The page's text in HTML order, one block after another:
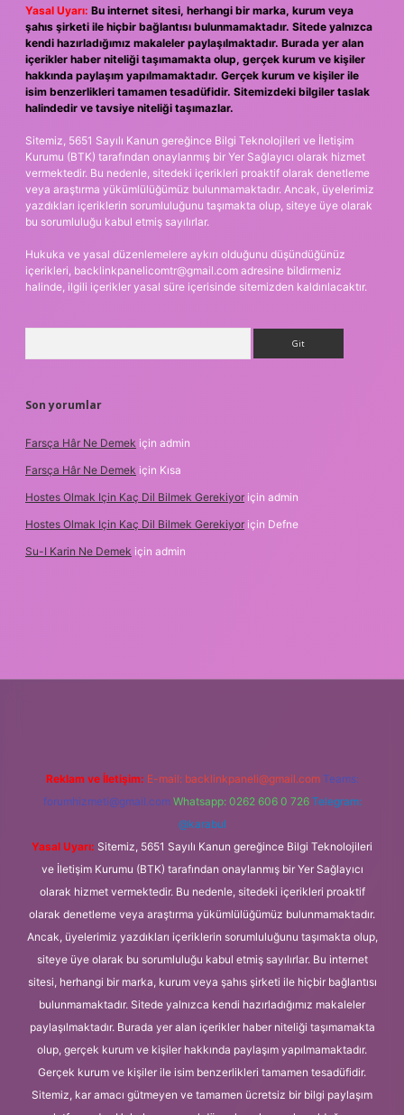
Yasal Uyarı: Bu internet sitesi, herhangi bir marka, kurum veya
şahıs şirketi ile hiçbir bağlantısı bulunmamaktadır. Sitede yalnızca
kendi hazırladığımız makaleler paylaşılmaktadır. Burada yer alan
içerikler haber niteliği taşımamakta olup, gerçek kurum ve kişiler
hakkında paylaşım yapılmamaktadır. Gerçek kurum ve kişiler ile
isim benzerlikleri tamamen tesadüfidir. Sitemizdeki bilgiler taslak
halindedir ve tavsiye niteliği taşımazlar.
Sitemiz, 5651 Sayılı Kanun gereğince Bilgi Teknolojileri ve İletişim
Kurumu (BTK) tarafından onaylanmış bir Yer Sağlayıcı olarak hizmet
vermektedir. Bu nedenle, sitedeki içerikleri proaktif olarak denetleme
veya araştırma yükümlülüğümüz bulunmamaktadır. Ancak, üyelerimiz
yazdıkları içeriklerin sorumluluğunu taşımakta olup, siteye üye olarak
bu sorumluluğu kabul etmiş sayılırlar.
Hukuka ve yasal düzenlemelere aykırı olduğunu düşündüğünüz
içerikleri, backlinkpanelicomtr@gmail.com adresine bildirmeniz
halinde, ilgili içerikler yasal süre içerisinde sitemizden kaldırılacaktır.
Son yorumlar
Farsça Hâr Ne Demek için admin
Farsça Hâr Ne Demek için Kısa
Hostes Olmak Için Kaç Dil Bilmek Gerekiyor için admin
Hostes Olmak Için Kaç Dil Bilmek Gerekiyor için Defne
Su-I Karin Ne Demek için admin
Reklam ve İletişim: E-mail: backlinkpaneli@gmail.com Teams:
forumhizmeti@gmail.com Whatsapp: 0262 606 0 726 Telegram:
@karabul
Yasal Uyarı: Sitemiz, 5651 Sayılı Kanun gereğince Bilgi Teknolojileri
ve İletişim Kurumu (BTK) tarafından onaylanmış bir Yer Sağlayıcı
olarak hizmet vermektedir. Bu nedenle, sitedeki içerikleri proaktif
olarak denetleme veya araştırma yükümlülüğümüz bulunmamaktadır.
Ancak, üyelerimiz yazdıkları içeriklerin sorumluluğunu taşımakta olup,
siteye üye olarak bu sorumluluğu kabul etmiş sayılırlar. Bu internet
sitesi, herhangi bir marka, kurum veya şahıs şirketi ile hiçbir bağlantısı
bulunmamaktadır. Sitede yalnızca kendi hazırladığımız makaleler
paylaşılmaktadır. Burada yer alan içerikler haber niteliği taşımamakta
olup, gerçek kurum ve kişiler hakkında paylaşım yapılmamaktadır.
Gerçek kurum ve kişiler ile isim benzerlikleri tamamen tesadüfidir.
Sitemiz, kar amacı gütmeyen ve tamamen ücretsiz bir bilgi paylaşım